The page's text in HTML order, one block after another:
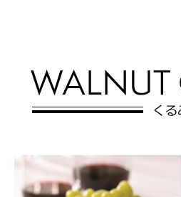
ロスティーニ。くるみのやさし
い食感と香ばしさ...